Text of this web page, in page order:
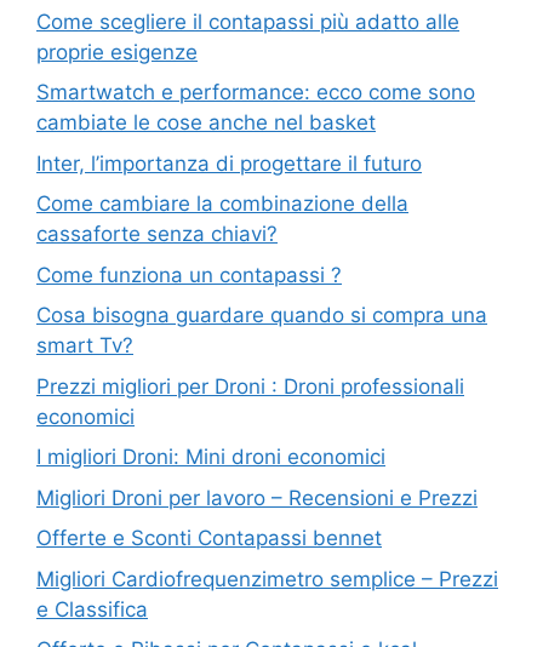
Come scegliere il contapassi più adatto alle
proprie esigenze
Smartwatch e performance: ecco come sono
cambiate le cose anche nel basket
Inter, l’importanza di progettare il futuro
Come cambiare la combinazione della
cassaforte senza chiavi?
Come funziona un contapassi ?
Cosa bisogna guardare quando si compra una
smart Tv?
Prezzi migliori per Droni : Droni professionali
economici
I migliori Droni: Mini droni economici
Migliori Droni per lavoro – Recensioni e Prezzi
Offerte e Sconti Contapassi bennet
Migliori Cardiofrequenzimetro semplice – Prezzi
e Classifica